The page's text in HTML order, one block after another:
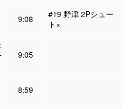
9:08
#19 野津 2Pシュー
ト×
9:05
8:59